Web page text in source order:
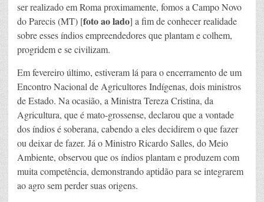
ser realizado em Roma proximamente, fomos a Campo Novo
do Parecis (MT) [foto ao lado] a fim de conhecer realidade
sobre esses índios empreendedores que plantam e colhem,
progridem e se civilizam.
Em fevereiro último, estiveram lá para o encerramento de um
Encontro Nacional de Agricultores Indígenas, dois ministros
de Estado. Na ocasião, a Ministra Tereza Cristina, da
Agricultura, que é mato-grossense, declarou que a vontade
dos índios é soberana, cabendo a eles decidirem o que fazer
ou deixar de fazer. Já o Ministro Ricardo Salles, do Meio
Ambiente, observou que os índios plantam e produzem com
muita competência, demonstrando aptidão para se integrarem
ao agro sem perder suas origens.